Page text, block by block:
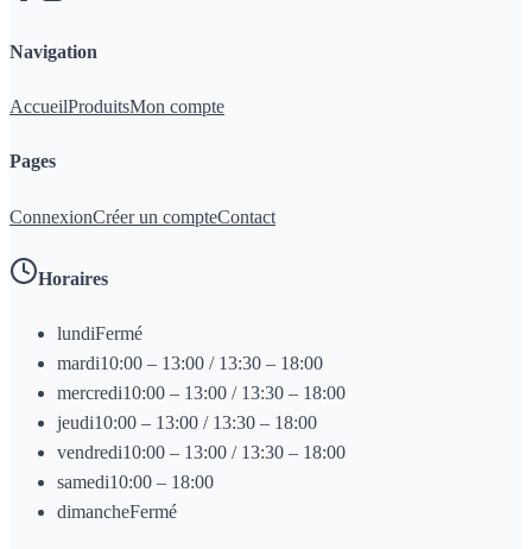
Navigation
AccueilProduitsMon compte
Pages
ConnexionCréer un compteContact
Horaires
lundiFermé
mardi10:00 – 13:00 / 13:30 – 18:00
mercredi10:00 – 13:00 / 13:30 – 18:00
jeudi10:00 – 13:00 / 13:30 – 18:00
vendredi10:00 – 13:00 / 13:30 – 18:00
samedi10:00 – 18:00
dimancheFermé